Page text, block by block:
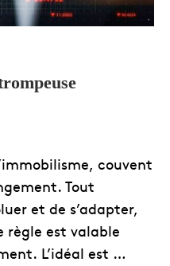
couvent
Tout
et de s’adapter,
règle est valable
L’idéal est …